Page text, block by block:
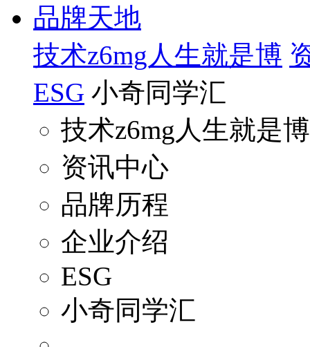
品牌天地
技术z6mg人生就是博
ESG 小奇同学汇
技术z6mg人生就是博
资讯中心
品牌历程
企业介绍
ESG
小奇同学汇